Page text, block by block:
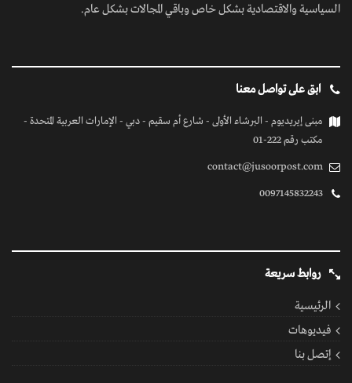
السياسية والاقتصادية بشكل خاص وباقي المجالات بشكل عام.
ابق على تواصل معنا
مبنى إيريديوم - البرشاء الأولى - شارع أم سقيم - دبي - الإمارات العربية المتحدة -
مكتب رقم 222-01
contact@jusoorpost.com
0097145832243
روابط سريعة
الرئيسية
فيديوهات
إتصل بنا